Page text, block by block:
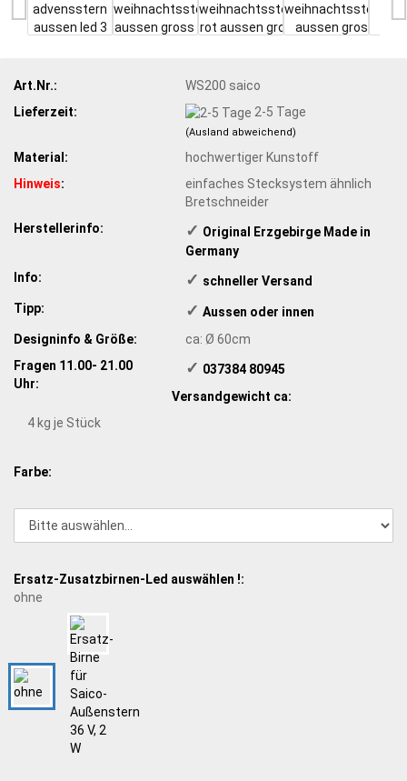
Art.Nr.:
WS200 saico
Lieferzeit:
2-5 Tage
(Ausland abweichend)
Material:
hochwertiger Kunstoff
Hinweis:
einfaches Stecksystem ähnlich
Bretschneider
Herstellerinfo:
✓ ​Original Erzgebirge Made in
Germany
Info:
✓ ​schneller Versand
Tipp:
✓ Aussen oder innen
Designinfo & Größe:
ca: Ø 60cm
Fragen 11.00- 21.00
Uhr:
✓ ​ 037384 80945
Versandgewicht ca:
4 kg je Stück
Farbe:
Ersatz-Zusatzbirnen-Led auswählen !:
ohne